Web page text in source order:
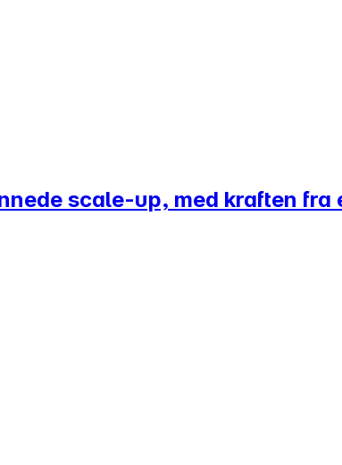
scale-up, med kraften fra